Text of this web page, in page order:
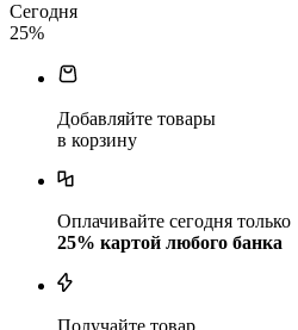
Сегодня
25%
Добавляйте товары
в корзину
Оплачивайте сегодня только
25% картой любого банка